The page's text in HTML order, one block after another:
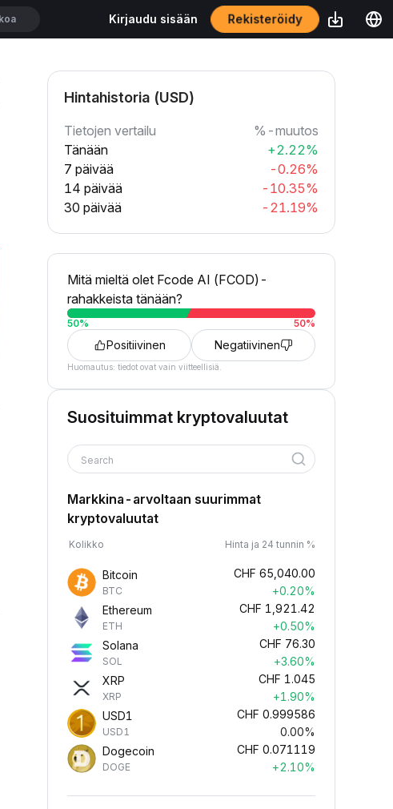
Kirjaudu sisään Rekisteröidy
Hintahistoria (USD)
Tietojen vertailu
%-muutos
Tänään
+2.22%
7 päivää
-0.26%
14 päivää
-10.35%
30 päivää
-21.19%
Mitä mieltä olet Fcode AI (FCOD)-
rahakkeista tänään?
50% 50%
Positiivinen Negatiivinen
Huomautus: tiedot ovat vain viitteellisiä.
Suosituimmat kryptovaluutat
Search
Markkina-arvoltaan suurimmat
kryptovaluutat
Kolikko Hinta ja 24 tunnin %
Bitcoin
BTC
CHF 65,040.00
+0.20%
Ethereum
ETH
CHF 1,921.42
+0.50%
Solana
SOL
CHF 76.30
+3.60%
XRP
XRP
CHF 1.045
+1.90%
USD1
USD1
CHF 0.999586
0.00%
Dogecoin
DOGE
CHF 0.071119
+2.10%